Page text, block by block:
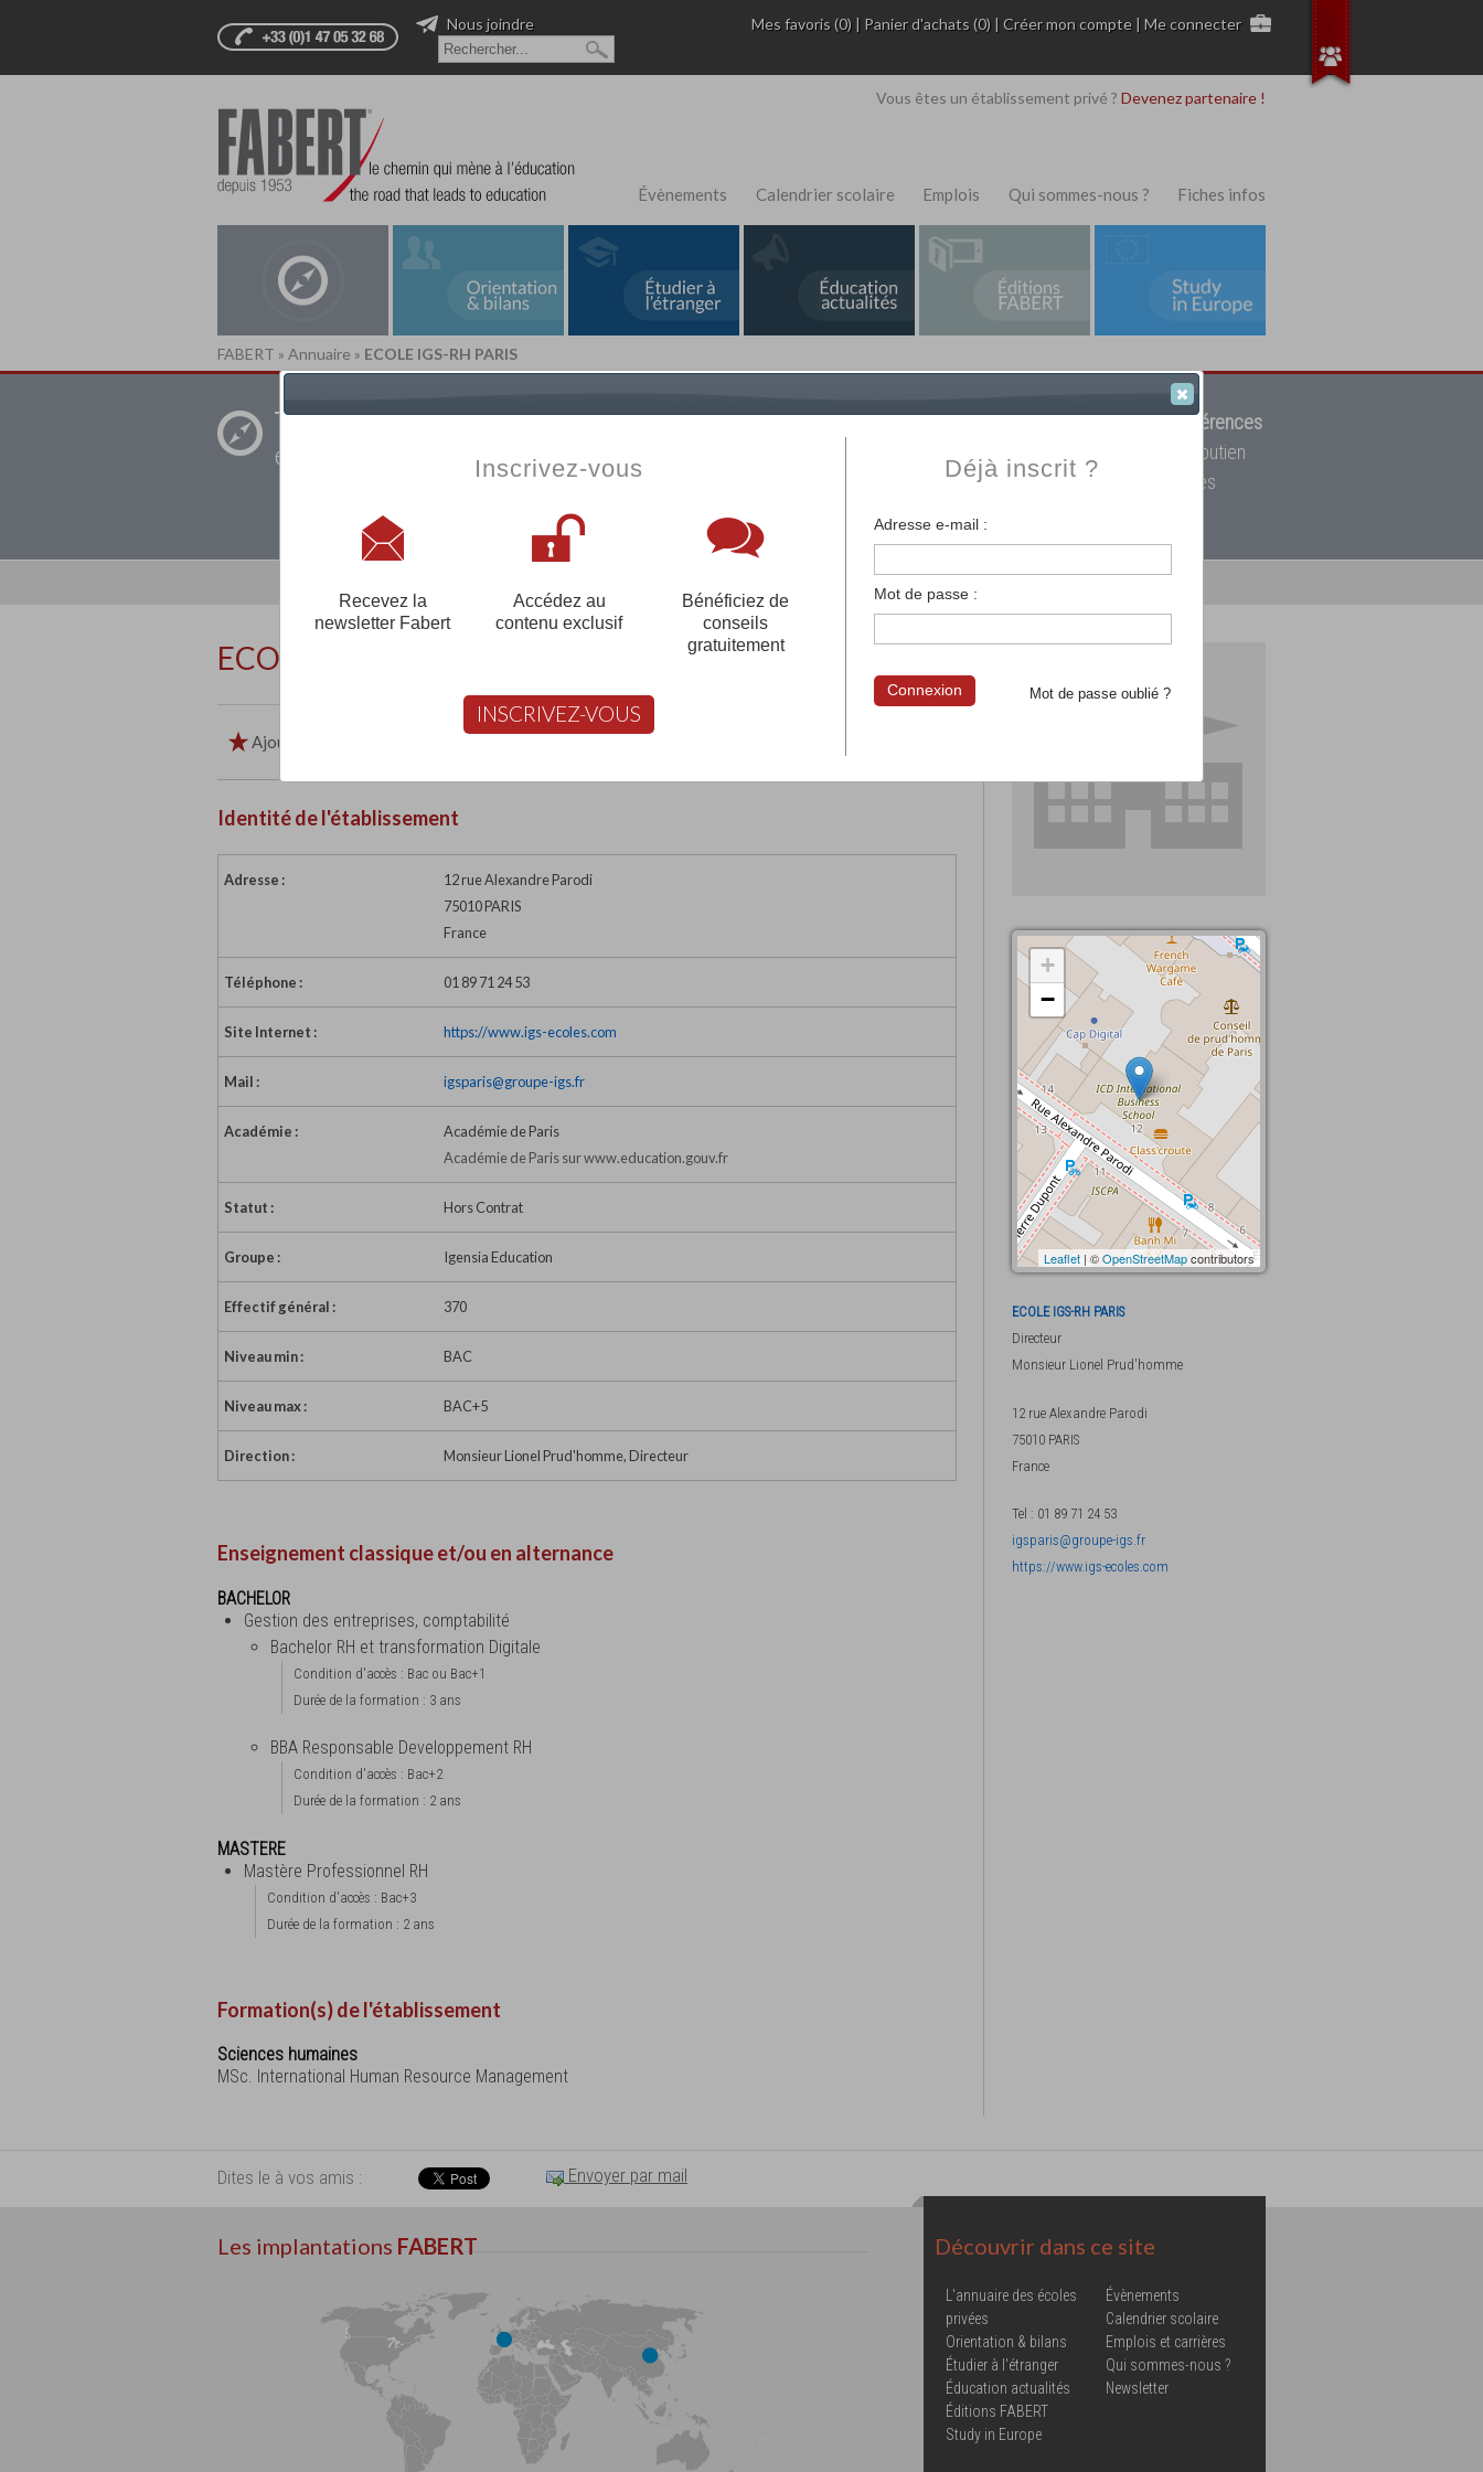
Mes favoris (0) | Panier d'achats (0) |Créer mon compte |Me connecter
Nous joindre
Vous êtes un établissement privé ? Devenez partenaire !
Évènements Calendrier scolaire Emplois Qui sommes-nous ? Fiches infos
FABERT » Annuaire » ECOLE IGS-RH PARIS
Trouver un
établissement privé
L'Annuaire de rechercheFabert.comvous permet de trouver parmi12908 références
votre établissement privé, du primaire au supérieur, mais aussi des cours de soutien
scolaire et des cours à distance. Ce moteur regroupe toutes les écoles privées
françaises et tous les établissements français à l'étranger.
ECOLE IGS-RH PARIS
Ajouter aux favoris
Identité de l'établissement
Adresse :
12 rue Alexandre Parodi
75010 PARIS
France
Téléphone : 01 89 71 24 53
Site Internet : https://www.igs-ecoles.com
Mail : igsparis@groupe-igs.fr
Académie :
Académie de Paris
Académie de Paris sur www.education.gouv.fr
Statut : Hors Contrat
Groupe : Igensia Education
Effectif général : 370
Niveau min : BAC
Niveau max : BAC+5
Direction : Monsieur Lionel Prud'homme, Directeur
Enseignement classique et/ou en alternance
BACHELOR
Gestion des entreprises, comptabilité
Bachelor RH et transformation Digitale
Condition d'accès : Bac ou Bac+1
Durée de la formation : 3 ans
BBA Responsable Developpement RH
Condition d'accès : Bac+2
Durée de la formation : 2 ans
MASTERE
Mastère Professionnel RH
Condition d'accès : Bac+3
Durée de la formation : 2 ans
Formation(s) de l'établissement
Sciences humaines
MSc. International Human Resource Management
+
−
Leaflet | ©OpenStreetMapcontributors
ECOLE IGS-RH PARIS
Directeur
Monsieur Lionel Prud'homme
12 rue Alexandre Parodi
75010 PARIS
France
Tel : 01 89 71 24 53
igsparis@groupe-igs.fr
https://www.igs-ecoles.com
Dites le à vos amis : Envoyer par mail
Les implantations FABERT Découvrir dans ce site
L'annuaire des écoles
privées
Orientation & bilans
Étudier à l'étranger
Éducation actualités
Éditions FABERT
Study in Europe
Évènements
Calendrier scolaire
Emplois et carrières
Qui sommes-nous ?
Newsletter
Inscrivez-vous
Recevez la
newsletter Fabert
Accédez au
contenu exclusif
Bénéficiez de
conseils
gratuitement
INSCRIVEZ-VOUS
Déjà inscrit ?
Adresse e-mail :
Mot de passe :
Mot de passe oublié ?
Connexion